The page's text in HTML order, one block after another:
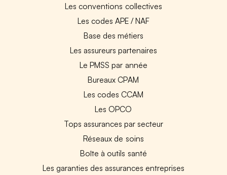
Les conventions collectives
Les codes APE / NAF
Base des métiers
Les assureurs partenaires
Le PMSS par année
Bureaux CPAM
Les codes CCAM
Les OPCO
Tops assurances par secteur
Réseaux de soins
Boîte à outils santé
Les garanties des assurances entreprises